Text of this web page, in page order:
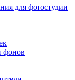
для фотостудии
фонов